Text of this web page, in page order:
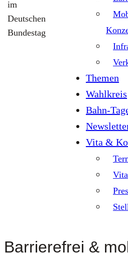
im
Deutschen
Bundestag
Themen
Wahlkreis
Bahn-
Vita &
Vita
Barrierefrei &